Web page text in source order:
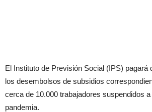
El Instituto de Previsión Social (IPS) pagará
los desembolsos de subsidios
cerca de 10.000 trabajadores suspendidos
pandemia.